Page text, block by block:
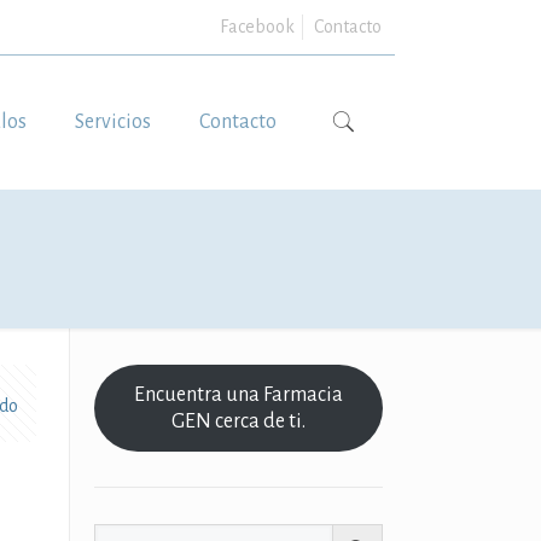
Facebook Contacto
Servicios Contacto
Encuentra una Farmacia
GEN cerca de ti.